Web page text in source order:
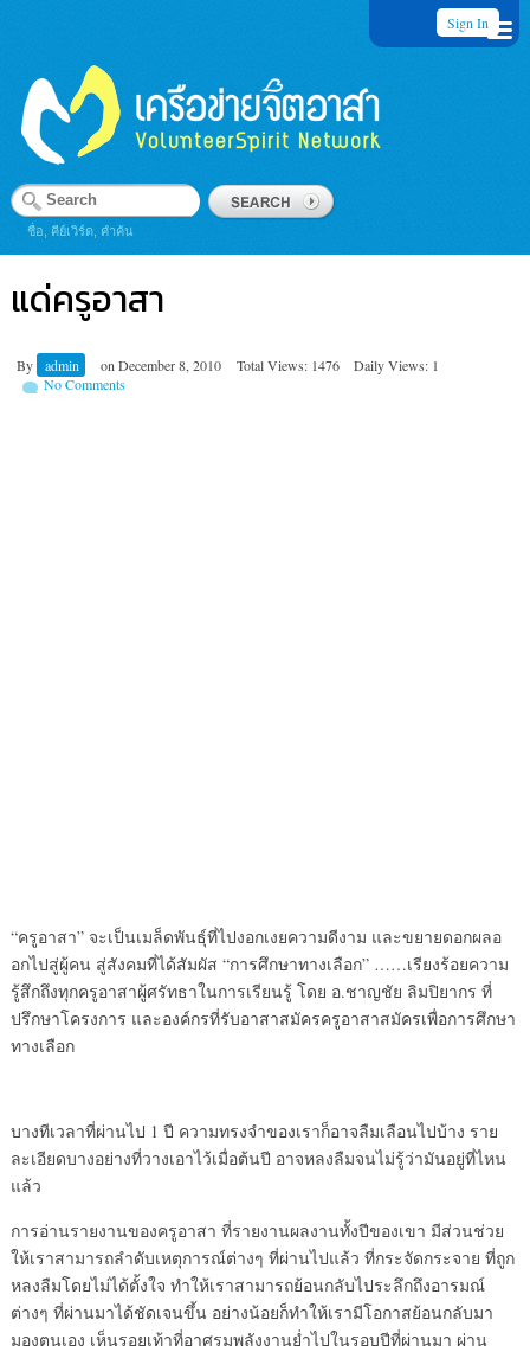
Sign In
ชื่อ, คีย์เวิร์ด, คำค้น
แด่ครูอาสา
By admin on December 8, 2010 Total Views: 1476
Daily Views: 1
No Comments
“ครูอาสา” จะเป็นเมล็ดพันธุ์ที่ไปงอกเงยความดีงาม และขยายดอกผลอ
อกไปสู่ผู้คน สู่สังคมที่ได้สัมผัส “การศึกษาทางเลือก” ……เรียงร้อยความ
รู้สึกถึงทุกครูอาสาผู้ศรัทธาในการเรียนรู้ โดย อ.ชาญชัย ลิมปิยากร ที่
ปรึกษาโครงการ และองค์กรที่รับอาสาสมัครครูอาสาสมัครเพื่อการศึกษา
ทางเลือก
บางทีเวลาที่ผ่านไป 1 ปี ความทรงจำของเราก็อาจลืมเลือนไปบ้าง ราย
ละเอียดบางอย่างที่วางเอาไว้เมื่อต้นปี อาจหลงลืมจนไม่รู้ว่ามันอยู่ที่ไหน
แล้ว
การอ่านรายงานของครูอาสา ที่รายงานผลงานทั้งปีของเขา มีส่วนช่วย
ให้เราสามารถลำดับเหตุการณ์ต่างๆ ที่ผ่านไปแล้ว ที่กระจัดกระจาย ที่ถูก
หลงลืมโดยไม่ได้ตั้งใจ ทำให้เราสามารถย้อนกลับไประลึกถึงอารมณ์
ต่างๆ ที่ผ่านมาได้ชัดเจนขึ้น อย่างน้อยก็ทำให้เรามีโอกาสย้อนกลับมา
มองตนเอง เห็นรอยเท้าที่อาศรมพลังงานย่ำไปในรอบปีที่ผ่านมา ผ่าน